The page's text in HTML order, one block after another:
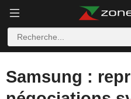
Samsung :